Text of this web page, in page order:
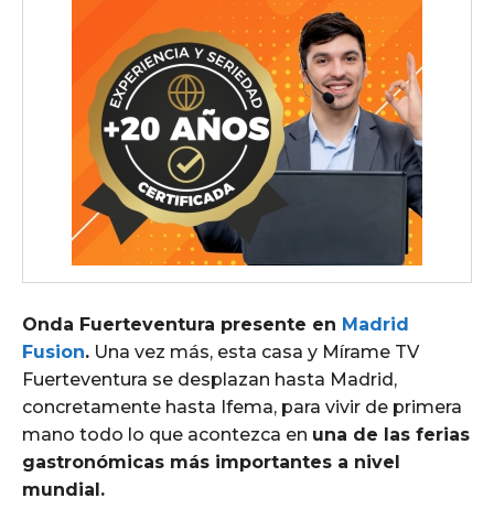
Onda Fuerteventura presente en Madrid
Fusion. Una vez más, esta casa y Mírame TV
Fuerteventura se desplazan hasta Madrid,
concretamente hasta Ifema, para vivir de primera
mano todo lo que acontezca en una de las ferias
gastronómicas más importantes a nivel
mundial.